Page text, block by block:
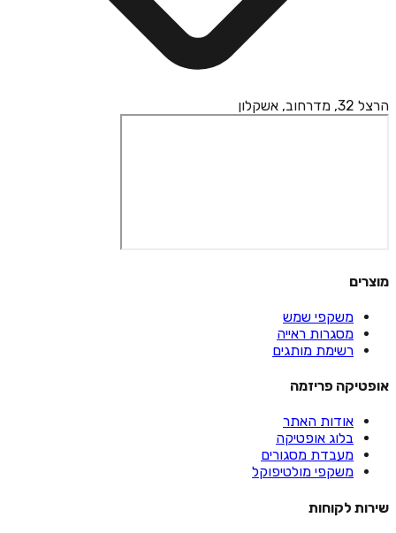
הרצל 32, מדרחוב, אשקלון
מוצרים
משקפי שמש
מסגרות ראייה
רשימת מותגים
אופטיקה פריזמה
אודות האתר
בלוג אופטיקה
מעבדת מסגורים
משקפי מולטיפוקל
שירות לקוחות